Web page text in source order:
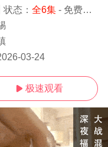
状态： 全6集- 免费在线观看
03-24
 极速观看